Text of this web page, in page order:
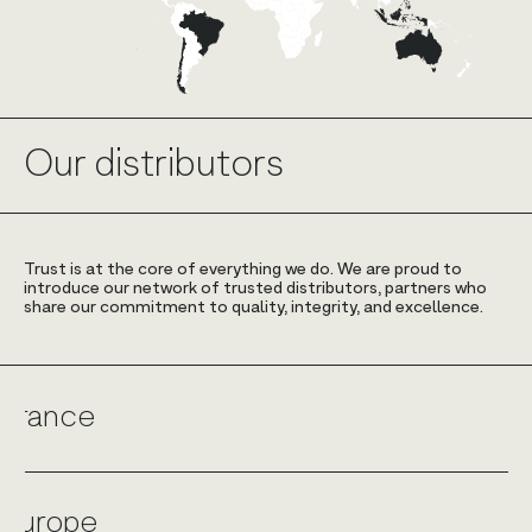
Our distributors
Trust is at the core of everything we do. We are proud to
introduce our network of trusted distributors, partners who
share our commitment to quality, integrity, and excellence.
France
Paris
Europe